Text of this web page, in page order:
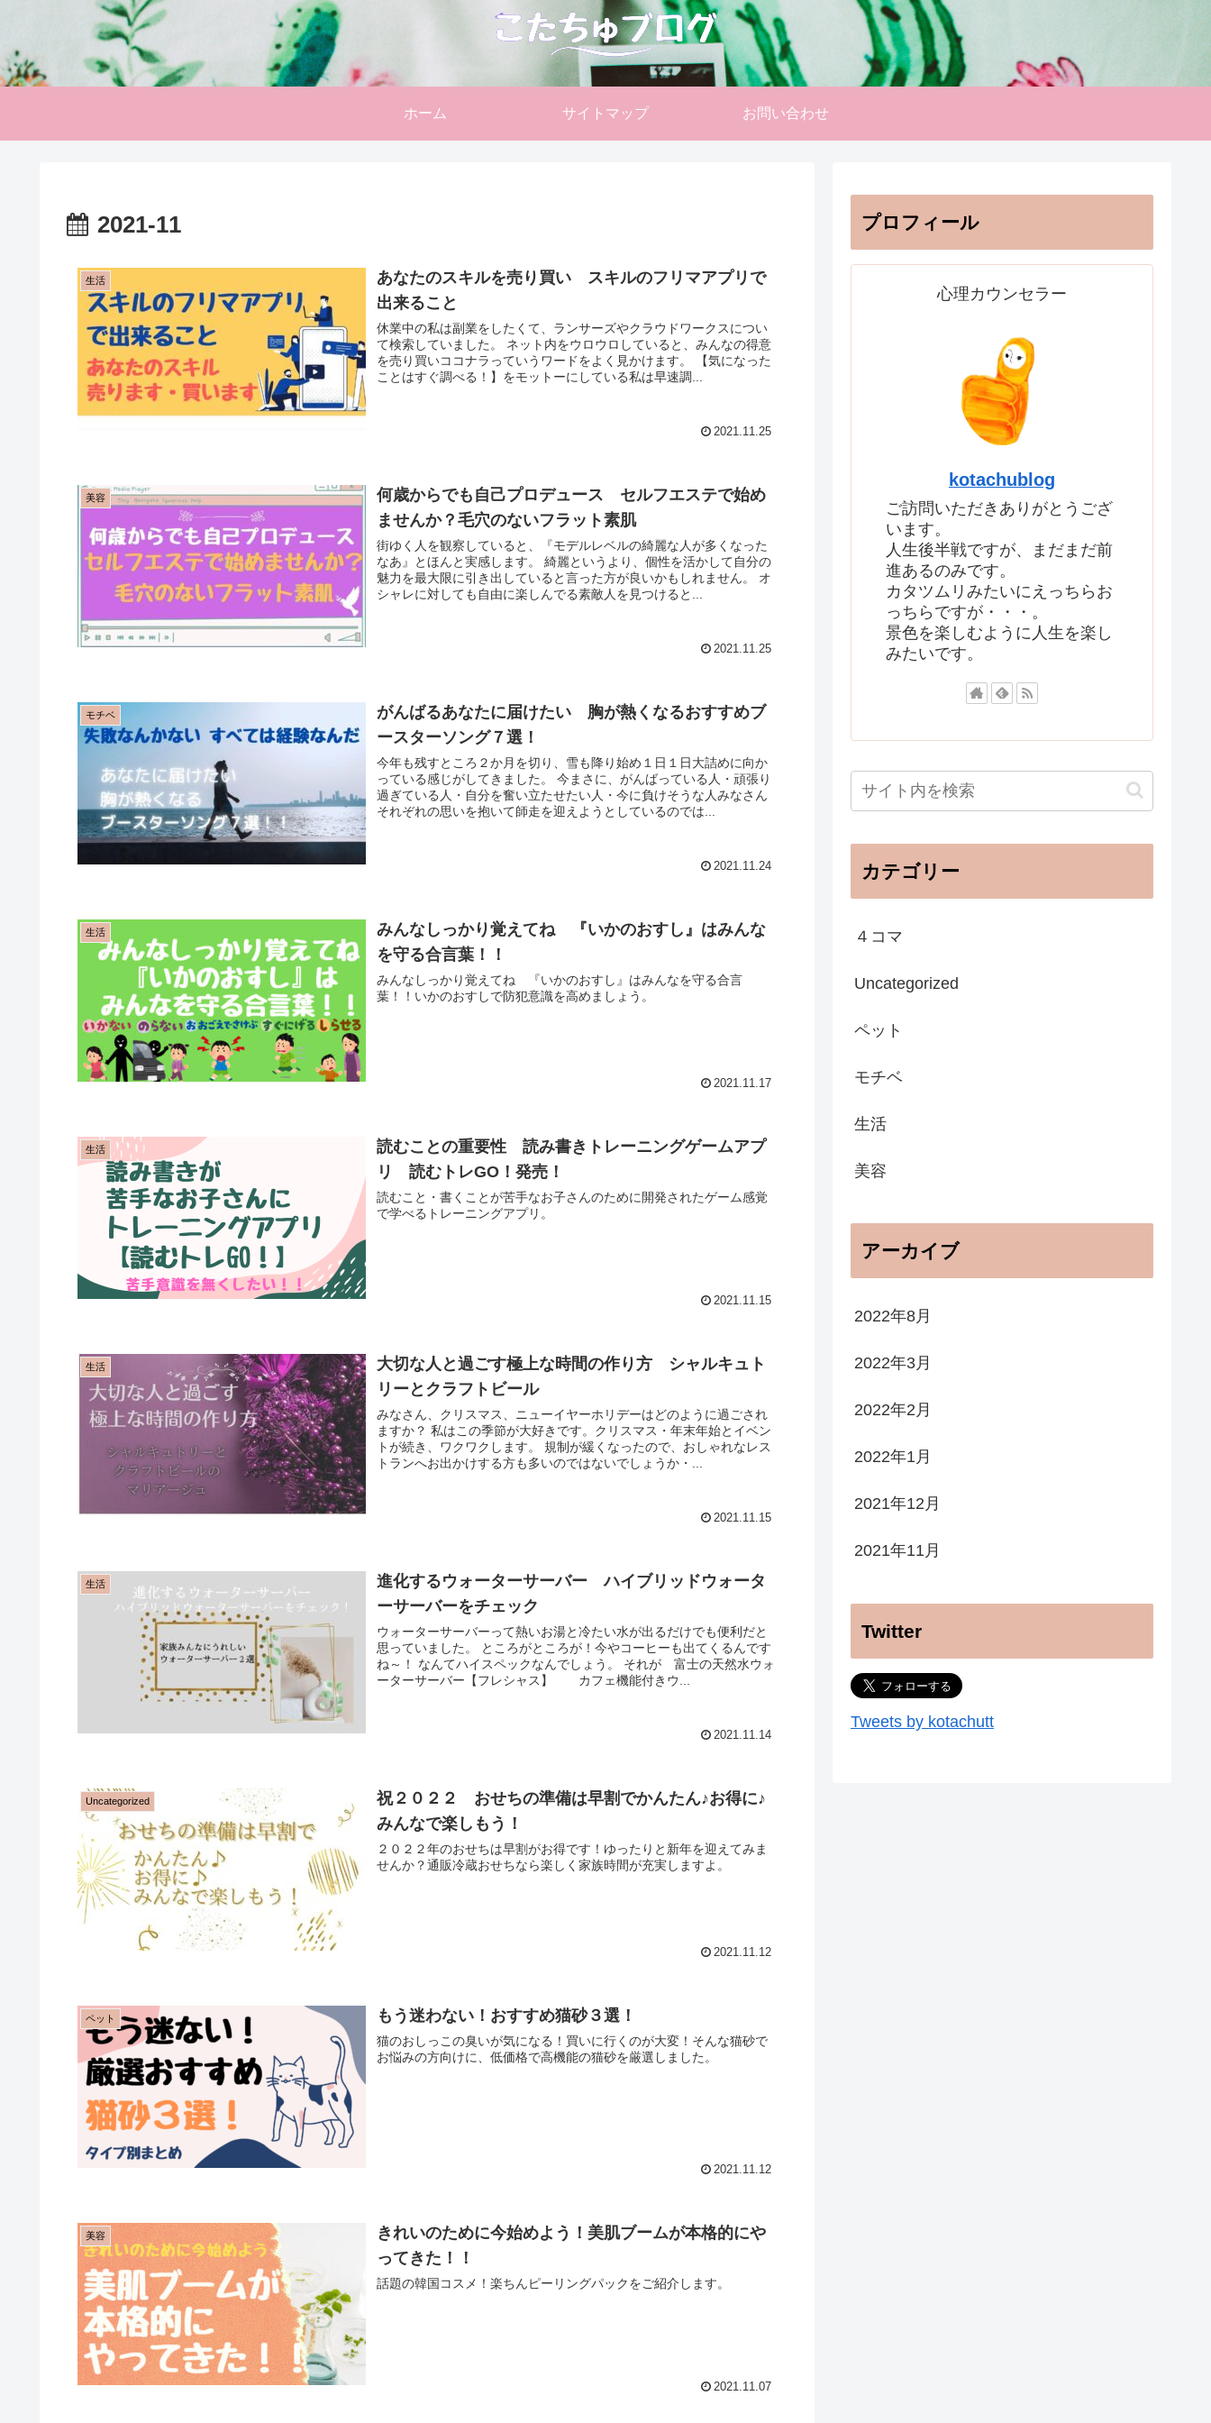
ホーム サイトマップ お問い合わせ
2021-11
生活
あなたのスキルを売り買い スキルのフリマアプリで
出来ること
休業中の私は副業をしたくて、ランサーズやクラウドワークスについ
て検索していました。 ネット内をウロウロしていると、みんなの得意
を売り買いココナラっていうワードをよく見かけます。 【気になった
ことはすぐ調べる！】をモットーにしている私は早速調...
2021.11.25
美容
何歳からでも自己プロデュース セルフエステで始め
ませんか？毛穴のないフラット素肌
街ゆく人を観察していると、『モデルレベルの綺麗な人が多くなった
なあ』とほんと実感します。 綺麗というより、個性を活かして自分の
魅力を最大限に引き出していると言った方が良いかもしれません。 オ
シャレに対しても自由に楽しんでる素敵人を見つけると...
2021.11.25
モチベ
がんばるあなたに届けたい 胸が熱くなるおすすめブ
ースターソング７選！
今年も残すところ２か月を切り、雪も降り始め１日１日大詰めに向か
っている感じがしてきました。 今まさに、がんばっている人・頑張り
過ぎている人・自分を奮い立たせたい人・今に負けそうな人みなさん
それぞれの思いを抱いて師走を迎えようとしているのでは...
2021.11.24
生活
みんなしっかり覚えてね 『いかのおすし』はみんな
を守る合言葉！！
みんなしっかり覚えてね 『いかのおすし』はみんなを守る合言
葉！！いかのおすしで防犯意識を高めましょう。
2021.11.17
生活
読むことの重要性 読み書きトレーニングゲームアプ
リ 読むトレGO！発売！
読むこと・書くことが苦手なお子さんのために開発されたゲーム感覚
で学べるトレーニングアプリ。
2021.11.15
生活
大切な人と過ごす極上な時間の作り方 シャルキュト
リーとクラフトビール
みなさん、クリスマス、ニューイヤーホリデーはどのように過ごされ
ますか？ 私はこの季節が大好きです。クリスマス・年末年始とイベン
トが続き、ワクワクします。 規制が緩くなったので、おしゃれなレス
トランへお出かけする方も多いのではないでしょうか・...
2021.11.15
生活
進化するウォーターサーバー ハイブリッドウォータ
ーサーバーをチェック
ウォーターサーバーって熱いお湯と冷たい水が出るだけでも便利だと
思っていました。 ところがところが！今やコーヒーも出てくるんです
ね～！ なんてハイスペックなんでしょう。 それが 富士の天然水ウォ
ーターサーバー【フレシャス】 カフェ機能付きウ...
2021.11.14
Uncategorized
祝２０２２ おせちの準備は早割でかんたん♪お得に♪
みんなで楽しもう！
２０２２年のおせちは早割がお得です！ゆったりと新年を迎えてみま
せんか？通販冷蔵おせちなら楽しく家族時間が充実しますよ。
2021.11.12
ペット もう迷わない！おすすめ猫砂３選！
猫のおしっこの臭いが気になる！買いに行くのが大変！そんな猫砂で
お悩みの方向けに、低価格で高機能の猫砂を厳選しました。
2021.11.12
美容
きれいのために今始めよう！美肌ブームが本格的にや
ってきた！！
話題の韓国コスメ！楽ちんピーリングパックをご紹介します。
2021.11.07
プロフィール
心理カウンセラー
kotachublog
ご訪問いただきありがとうござ
います。
人生後半戦ですが、まだまだ前
進あるのみです。
カタツムリみたいにえっちらお
っちらですが・・・。
景色を楽しむように人生を楽し
みたいです。
カテゴリー
４コマ
Uncategorized
ペット
モチベ
生活
美容
アーカイブ
2022年8月
2022年3月
2022年2月
2022年1月
2021年12月
2021年11月
Twitter
Tweets by kotachutt